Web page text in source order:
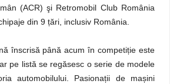
(ACR) şi Retromobil Club România
din 9 țări, inclusiv România.
înscrisă până acum în competiție este
pe listă se regăsesc o serie de modele
automobilului. Pasionații de mașini